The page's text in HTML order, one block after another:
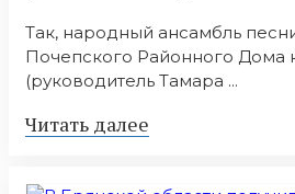
Так, народный ансамбль
Почепского Районного Дома
(руководитель Тамара ...
Читать далее